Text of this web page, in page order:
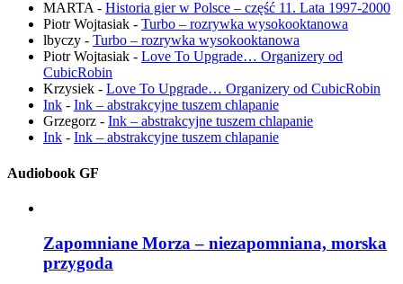
MARTA - Historia gier w Polsce – część 11. Lata 1997-2000
Piotr Wojtasiak - Turbo – rozrywka wysokooktanowa
lbyczy - Turbo – rozrywka wysokooktanowa
Piotr Wojtasiak - Love To Upgrade… Organizery od
CubicRobin
Krzysiek - Love To Upgrade… Organizery od CubicRobin
Ink - Ink – abstrakcyjne tuszem chlapanie
Grzegorz - Ink – abstrakcyjne tuszem chlapanie
Ink - Ink – abstrakcyjne tuszem chlapanie
Audiobook GF
Zapomniane Morza – niezapomniana, morska
przygoda